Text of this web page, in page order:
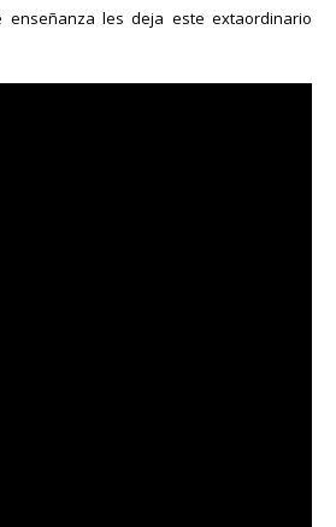
enseñanza les deja este extaordinario